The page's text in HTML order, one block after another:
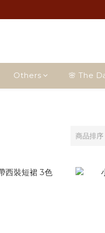
Others 🌸 The
商品排序